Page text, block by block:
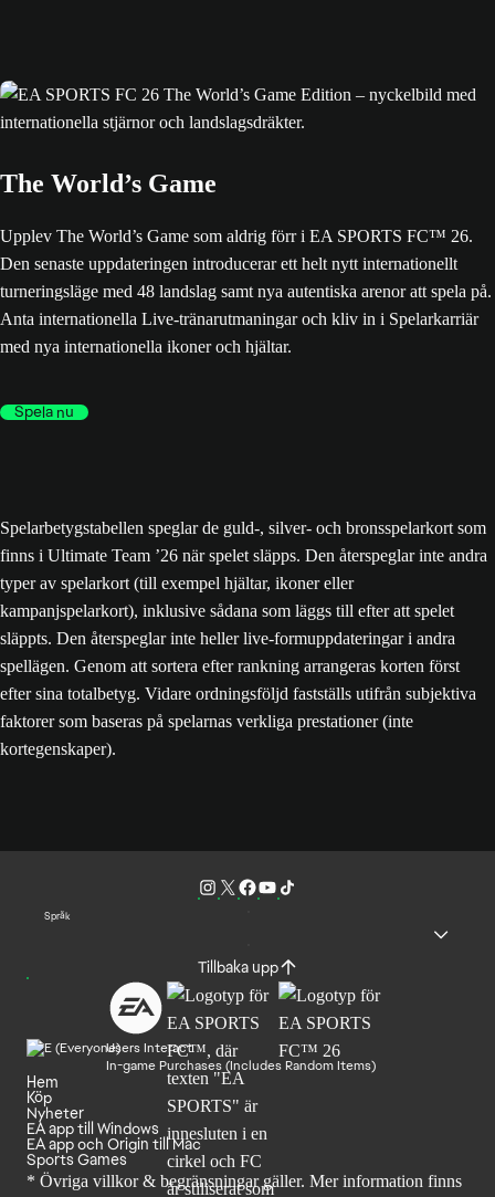
The World’s Game
Upplev The World’s Game som aldrig förr i EA SPORTS FC™ 26.
Den senaste uppdateringen introducerar ett helt nytt internationellt
turneringsläge med 48 landslag samt nya autentiska arenor att spela på.
Anta internationella Live-tränarutmaningar och kliv in i Spelarkarriär
med nya internationella ikoner och hjältar.
Spela nu
Spelarbetygstabellen speglar de guld-, silver- och bronsspelarkort som
finns i Ultimate Team ’26 när spelet släpps. Den återspeglar inte andra
typer av spelarkort (till exempel hjältar, ikoner eller
kampanjspelarkort), inklusive sådana som läggs till efter att spelet
släppts. Den återspeglar inte heller live-formuppdateringar i andra
spellägen. Genom att sortera efter rankning arrangeras korten först
efter sina totalbetyg. Vidare ordningsföljd fastställs utifrån subjektiva
faktorer som baseras på spelarnas verkliga prestationer (inte
kortegenskaper).
Språk
Tillbaka upp
Users Interact
In-game Purchases (Includes Random Items)
Hem
Köp
Nyheter
EA app till Windows
EA app och Origin till Mac
Sports Games
* Övriga villkor & begränsningar gäller. Merinformation finns